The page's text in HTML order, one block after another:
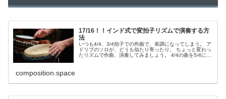
17/16！！インド式で変拍子リズムで演奏する方
法
いつも4/4、3/4拍子での作曲で、単調になってしまう。 ア
ドリブのソロが、どうも似たり寄ったり。 ちょっと変わっ
たリズムで作曲、演奏してみましょう。 4/4の曲を5/4にし
composition.space